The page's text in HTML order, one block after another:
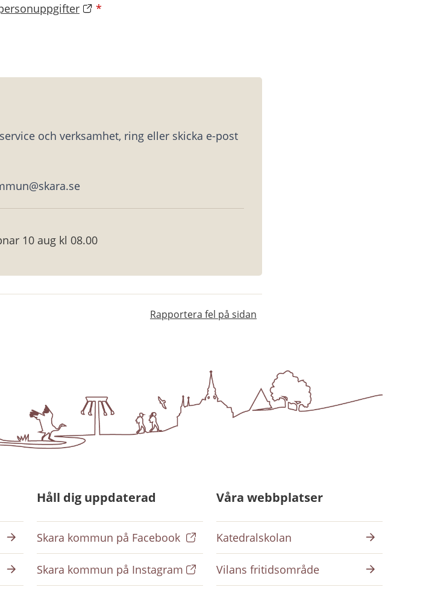
*
och verksamhet, ring eller skicka e-post
10 aug kl 08.00
Rapportera fel på sidan
Håll dig uppdaterad
Skara kommun på Facebook
Skara kommun på Instagram
Våra webbplatser
Katedralskolan
Vilans fritidsområde